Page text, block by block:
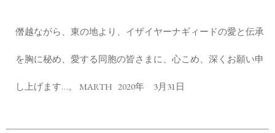
僭越ながら、東の地より、イザイヤーナギィードの愛と伝承
を胸に秘め、愛する同胞の皆さまに、心こめ、深くお願い申
し上げます…。 MARTH 2020年 3月31日